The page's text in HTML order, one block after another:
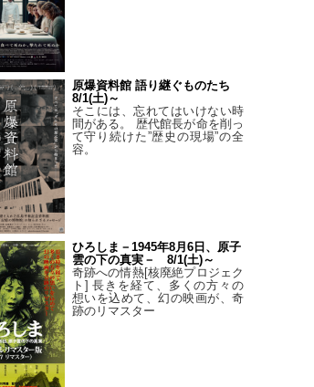
原爆資料館 語り継ぐものたち
8/1(土)～
そこには、忘れてはいけない時
間がある。 歴代館長が命を削っ
て守り続けた”歴史の現場”の全
容。
ひろしま－1945年8月6日、原子
雲の下の真実－ 8/1(土)～
奇跡への情熱[核廃絶プロジェク
ト] 長きを経て、多くの方々の
想いを込めて、幻の映画が、奇
跡のリマスター